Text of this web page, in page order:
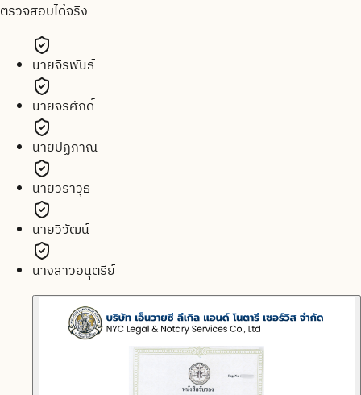
ตรวจสอบได้จริง
นายจิรพันธ์
นายจิรศักดิ์
นายปฏิภาณ
นายวราวุธ
นายวิวัฒน์
นางสาวอนุตรีย์